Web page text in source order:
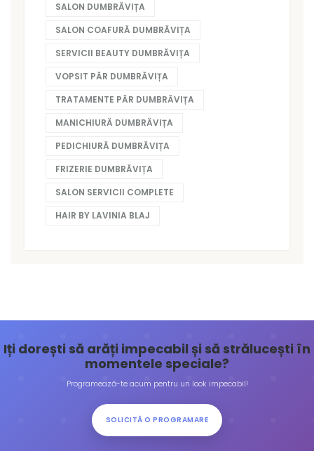
SALON DUMBRĂVIȚA
SALON COAFURĂ DUMBRĂVIȚA
SERVICII BEAUTY DUMBRĂVIȚA
VOPSIT PĂR DUMBRĂVIȚA
TRATAMENTE PĂR DUMBRĂVIȚA
MANICHIURĂ DUMBRĂVIȚA
PEDICHIURĂ DUMBRĂVIȚA
FRIZERIE DUMBRĂVIȚA
SALON SERVICII COMPLETE
HAIR BY LAVINIA BLAJ
Iți dorești să arăți impecabil și să strălucești în
momentele speciale?
Programează-te acum pentru un look impecabil!
SOLICITĂ O PROGRAMARE